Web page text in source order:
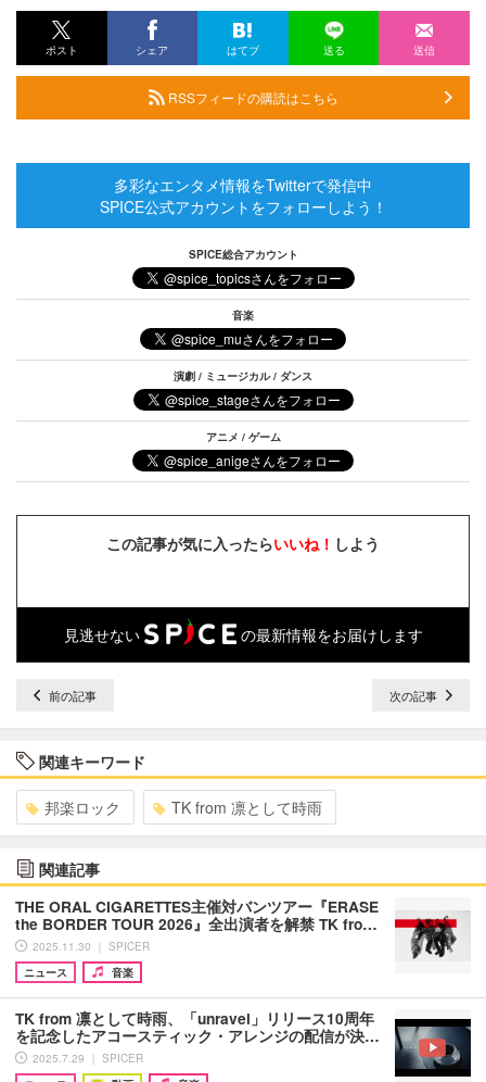
ポスト シェア はてブ 送る 送信
RSSフィードの購読はこちら
多彩なエンタメ情報をTwitterで発信中
SPICE公式アカウントをフォローしよう！
SPICE総合アカウント
音楽
演劇 / ミュージカル / ダンス
アニメ / ゲーム
この記事が気に入ったらいいね！ しよう
見逃せない の最新情報をお届けします
前の記事 次の記事
関連キーワード
邦楽ロック TK from 凛として時雨
関連記事
THE ORAL CIGARETTES主催対バンツアー『ERASE
the BORDER TOUR 2026』全出演者を解禁 TK fro…
2025.11.30 ｜ SPICER
ニュース
音楽
TK from 凛として時雨、「unravel」リリース10周年
を記念したアコースティック・アレンジの配信が決…
2025.7.29 ｜ SPICER